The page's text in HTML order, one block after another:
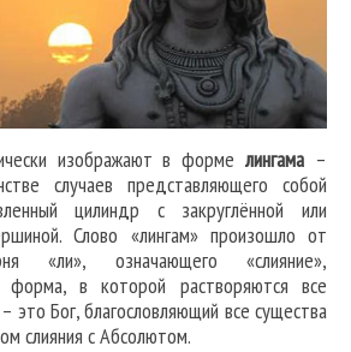
изображают в формелингама –
случаев представляющего собой
цилиндр с закруглённой или
Слово «лингам» произошло от
«ли», означающего «слияние»,
форма, в которой растворяются все
Бог, благословляющий все существа
слияния с Абсолютом.